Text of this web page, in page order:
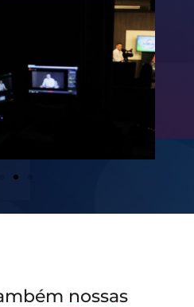
nossas